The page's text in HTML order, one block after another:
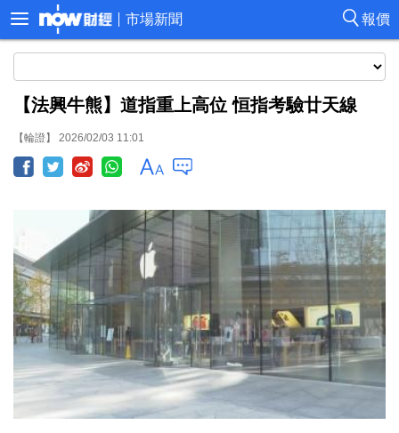
報價
市場新聞
【法興牛熊】道指重上高位 恒指考驗廿天線
【輪證】 2026/02/03 11:01